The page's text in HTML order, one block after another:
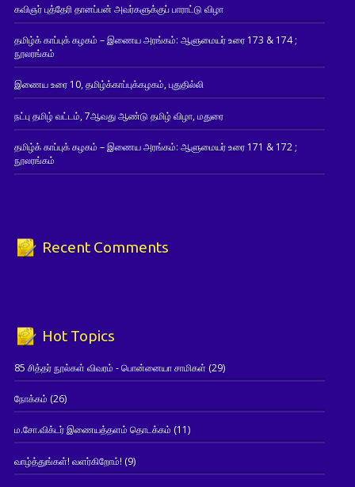
கவிஞர் புத்தேரி தானப்பன் அவர்களுக்குப் பாராட்டு விழா
தமிழ்க் காப்புக் கழகம் – இணைய அரங்கம்: ஆளுமையர் உரை 173 & 174 ;
நூலரங்கம்
இணைய உரை 10, தமிழ்க்காப்புக்கழகம், புதுதில்லி
நட்பு தமிழ் வட்டம், 7ஆவது ஆண்டு தமிழ் விழா, மதுரை
தமிழ்க் காப்புக் கழகம் – இணைய அரங்கம்: ஆளுமையர் உரை 171 & 172 ;
நூலரங்கம்
Recent Comments
Hot Topics
85 சித்தர் நூல்கள் விவரம் - பொன்னையா சாமிகள் (29)
நோக்கம் (26)
ம.சோ.விக்டர் இணையத்தளம் தொடக்கம் (11)
வாழ்த்துங்கள்! வளர்கிறோம்! (9)